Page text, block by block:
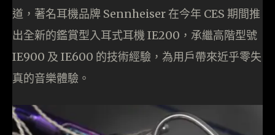
道，著名耳機品牌 Sennheiser 在今年 CES 期間推
出全新的鑑賞型入耳式耳機 IE200，承繼高階型號
IE900 及 IE600 的技術經驗，為用戶帶來近乎零失
真的音樂體驗。